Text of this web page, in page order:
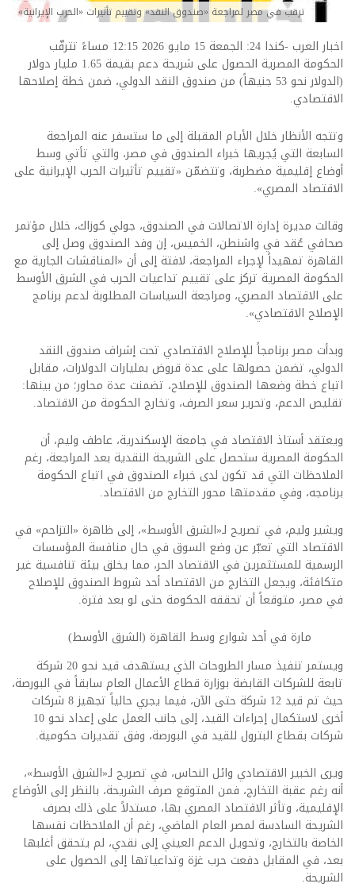
ترقب في مصر لمراجعة «صندوق النقد» وتقييم تأثيرات «الحرب الإيرانية»
اخبار العرب -كندا 24: الجمعة 15 مايو 2026 12:15 مساءً تترقّب
الحكومة المصرية الحصول على شريحة دعم بقيمة 1.65 مليار دولار
(الدولار نحو 53 جنيهاً) من صندوق النقد الدولي، ضمن خطة إصلاحها
الاقتصادي.
وتتجه الأنظار خلال الأيام المقبلة إلى ما ستسفر عنه المراجعة
السابعة التي يُجريها خبراء الصندوق في مصر، والتي تأتي وسط
أوضاع إقليمية مضطربة، وتتضمّن «تقييم تأثيرات الحرب الإيرانية على
الاقتصاد المصري».
وقالت مديرة إدارة الاتصالات في الصندوق، جولي كوزاك، خلال مؤتمر
صحافي عُقد في واشنطن، الخميس، إن وفد الصندوق وصل إلى
القاهرة تمهيداً لإجراء المراجعة، لافتة إلى أن «المناقشات الجارية مع
الحكومة المصرية تركز على تقييم تداعيات الحرب في الشرق الأوسط
على الاقتصاد المصري، ومراجعة السياسات المطلوبة لدعم برنامج
الإصلاح الاقتصادي».
وبدأت مصر برنامجاً للإصلاح الاقتصادي تحت إشراف صندوق النقد
الدولي، تضمن حصولها على عدة قروض بمليارات الدولارات، مقابل
اتباع خطة وضعها الصندوق للإصلاح، تضمنت عدة محاور؛ من بينها:
تقليص الدعم، وتحرير سعر الصرف، وتخارج الحكومة من الاقتصاد.
ويعتقد أستاذ الاقتصاد في جامعة الإسكندرية، عاطف وليم، أن
الحكومة المصرية ستحصل على الشريحة النقدية بعد المراجعة، رغم
الملاحظات التي قد تكون لدى خبراء الصندوق في اتباع الحكومة
برنامجه، وفي مقدمتها محور التخارج من الاقتصاد.
ويشير وليم، في تصريح لـ«الشرق الأوسط»، إلى ظاهرة «التزاحم» في
الاقتصاد التي تعبّر عن وضع السوق في حال منافسة المؤسسات
الرسمية للمستثمرين في الاقتصاد الحر، مما يخلق بيئة تنافسية غير
متكافئة، ويجعل التخارج من الاقتصاد أحد شروط الصندوق للإصلاح
في مصر، متوقعاً أن تحققه الحكومة حتى لو بعد فترة.
مارة في أحد شوارع وسط القاهرة (الشرق الأوسط)
ويستمر تنفيذ مسار الطروحات الذي يستهدف قيد نحو 20 شركة
تابعة للشركات القابضة بوزارة قطاع الأعمال العام سابقاً في البورصة،
حيث تم قيد 12 شركة حتى الآن، فيما يجري حالياً تجهيز 8 شركات
أخرى لاستكمال إجراءات القيد، إلى جانب العمل على إعداد نحو 10
شركات بقطاع البترول للقيد في البورصة، وفق تقديرات حكومية.
ويرى الخبير الاقتصادي وائل النحاس، في تصريح لـ«الشرق الأوسط»،
أنه رغم عقبة التخارج، فمن المتوقع صرف الشريحة، بالنظر إلى الأوضاع
الإقليمية، وتأثر الاقتصاد المصري بها، مستدلاً على ذلك بصرف
الشريحة السادسة لمصر العام الماضي، رغم أن الملاحظات نفسها
الخاصة بالتخارج، وتحويل الدعم العيني إلى نقدي، لم يتحقق أغلبها
بعد، في المقابل دفعت حرب غزة وتداعياتها إلى الحصول على
الشريحة.